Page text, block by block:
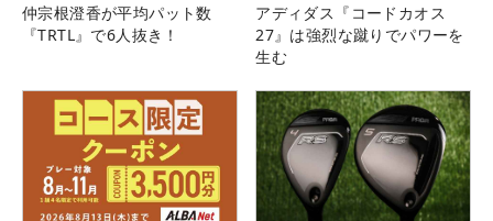
仲宗根澄香が平均パット数
『TRTL』で6人抜き！
アディダス『コードカオス
27』は強烈な蹴りでパワーを
生む